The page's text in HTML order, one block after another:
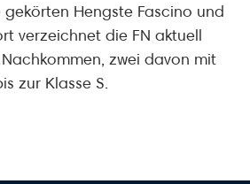
Hengste Fascino und
verzeichnet die FN aktuell
zwei davon mit
zur Klasse S.